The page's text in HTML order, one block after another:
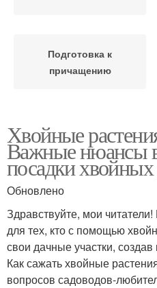
Подготовка к
причащению
Хвойные
Важные нюансы
посадки хвойных
Обновлено
Здравствуйте, мои
для тех, кто с помощью
свои дачные участки,
Как сажать хвойные
вопросов садоводов-